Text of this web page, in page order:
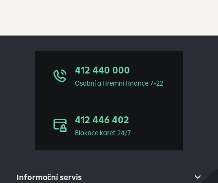
412 440 000
Osobní a firemní finance 7-22
412 446 402
Blokace karet 24/7
Informační servis